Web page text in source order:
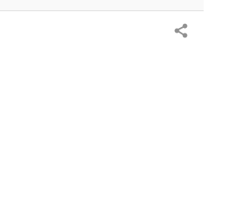
공유하기